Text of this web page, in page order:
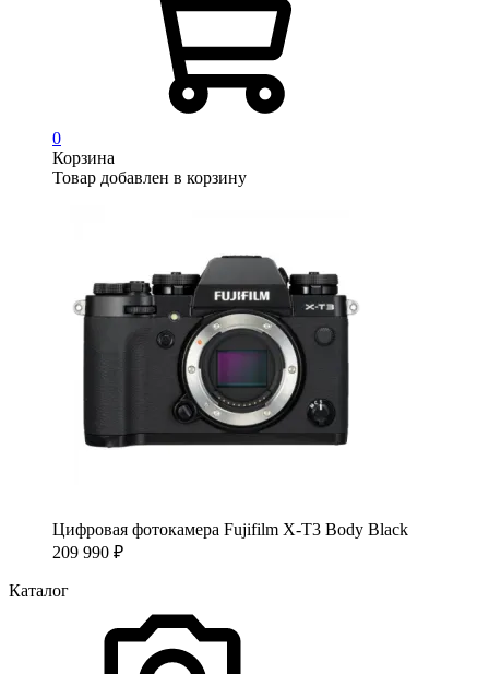
0
Корзина
Товар добавлен в корзину
Цифровая фотокамера Fujifilm X-T3 Body Black
209 990 ₽
Каталог